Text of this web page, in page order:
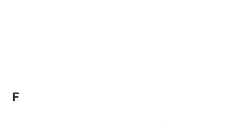
F